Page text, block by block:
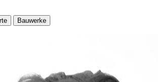
Bauwerke